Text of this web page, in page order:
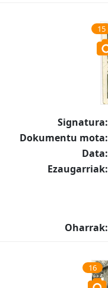
15
Signatura:
Dokumentu mota:
Data:
Ezaugarriak:
Oharrak:
16